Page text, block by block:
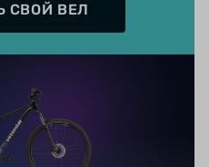
СВОЙ ВЕЛ